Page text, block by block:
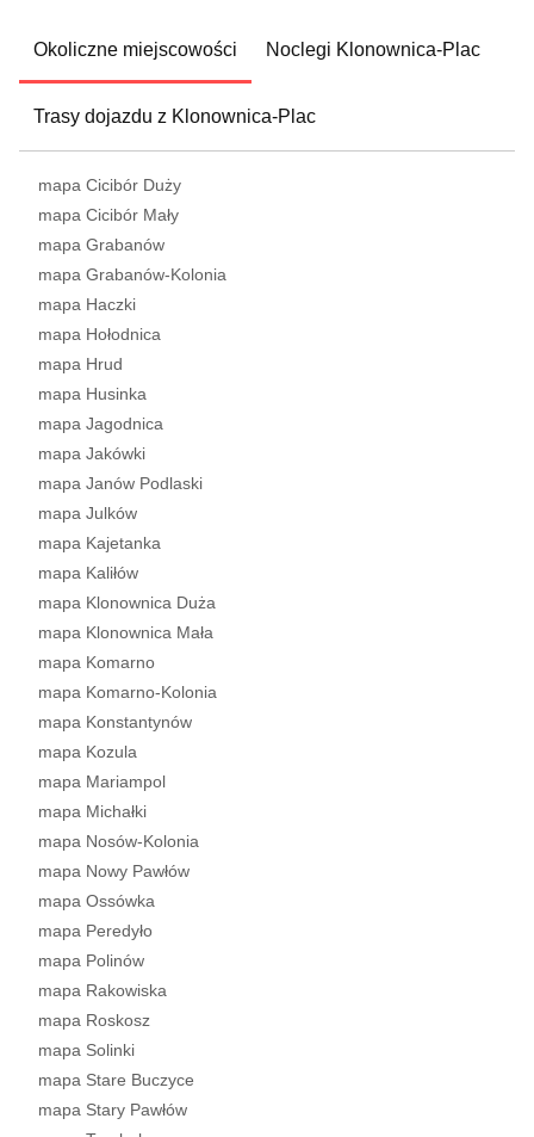
Okoliczne miejscowości Noclegi Klonownica-Plac
Trasy dojazdu z Klonownica-Plac
mapa Cicibór Duży
mapa Cicibór Mały
mapa Grabanów
mapa Grabanów-Kolonia
mapa Haczki
mapa Hołodnica
mapa Hrud
mapa Husinka
mapa Jagodnica
mapa Jakówki
mapa Janów Podlaski
mapa Julków
mapa Kajetanka
mapa Kaliłów
mapa Klonownica Duża
mapa Klonownica Mała
mapa Komarno
mapa Komarno-Kolonia
mapa Konstantynów
mapa Kozula
mapa Mariampol
mapa Michałki
mapa Nosów-Kolonia
mapa Nowy Pawłów
mapa Ossówka
mapa Peredyło
mapa Polinów
mapa Rakowiska
mapa Roskosz
mapa Solinki
mapa Stare Buczyce
mapa Stary Pawłów